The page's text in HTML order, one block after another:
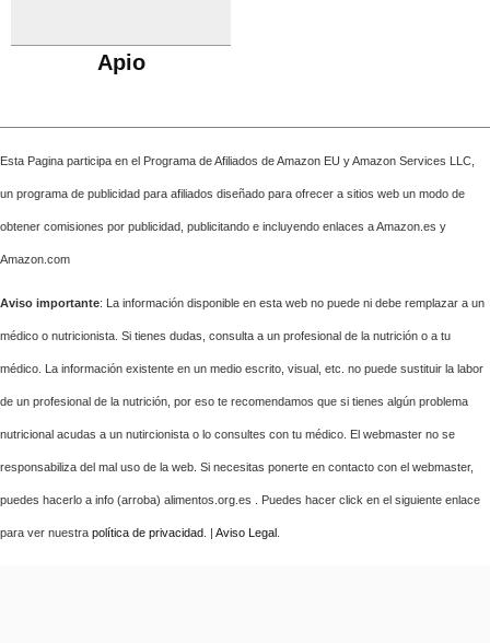
Apio
Esta Pagina participa en el Programa de Afiliados de Amazon EU y Amazon Services LLC,
un programa de publicidad para afiliados diseñado para ofrecer a sitios web un modo de
obtener comisiones por publicidad, publicitando e incluyendo enlaces a Amazon.es y
Amazon.com
Aviso importante: La información disponible en esta web no puede ni debe remplazar a un
médico o nutricionista. Si tienes dudas, consulta a un profesional de la nutrición o a tu
médico. La información existente en un medio escrito, visual, etc. no puede sustituir la labor
de un profesional de la nutrición, por eso te recomendamos que si tienes algún problema
nutricional acudas a un nutircionista o lo consultes con tu médico. El webmaster no se
responsabiliza del mal uso de la web. Si necesitas ponerte en contacto con el webmaster,
puedes hacerlo a info (arroba) alimentos.org.es . Puedes hacer click en el siguiente enlace
para ver nuestra política de privacidad . | Aviso Legal